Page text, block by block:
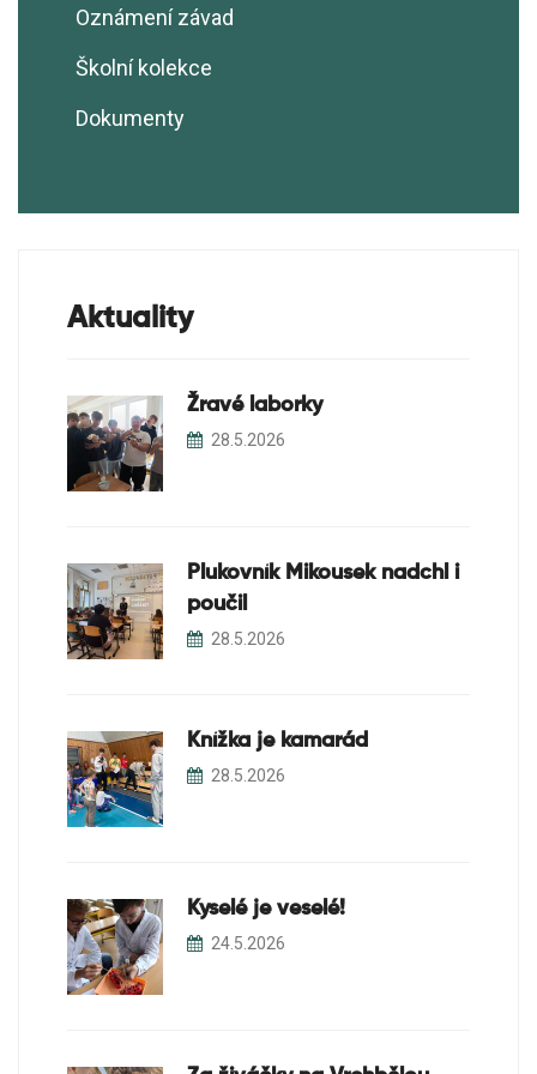
GRANT Ško-energo - Ekologizace
školní zahrady
Ekotým
Školní sběry
Oznámení závad
Školní kolekce
Dokumenty
Aktuality
Žravé laborky
28.5.2026
Plukovník Mikousek nadchl i
poučil
28.5.2026
Knížka je kamarád
28.5.2026
Kyselé je veselé!
24.5.2026